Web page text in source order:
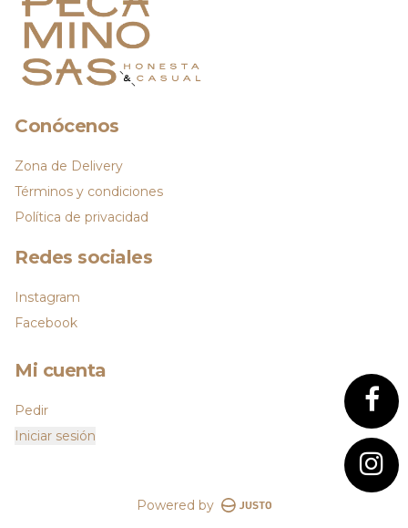
Conócenos
Zona de Delivery
Términos y condiciones
Política de privacidad
Redes sociales
Instagram
Facebook
Mi cuenta
Pedir
Iniciar sesión
Powered by